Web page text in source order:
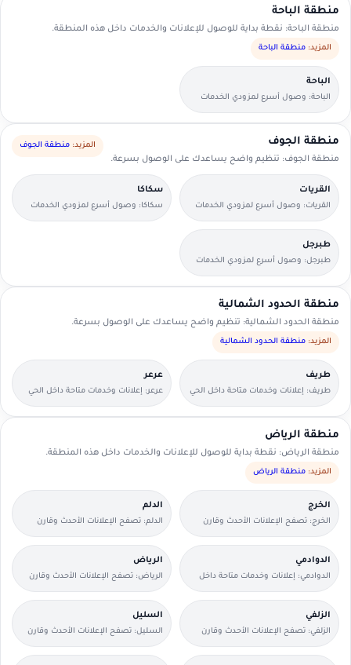
منطقة الباحة
منطقة الباحة: نقطة بداية للوصول للإعلانات والخدمات داخل هذه المنطقة.
المزيد: منطقة الباحة
الباحة
الباحة: وصول أسرع لمزودي الخدمات
القريبين منك.
منطقة الجوف
منطقة الجوف: تنظيم واضح يساعدك على الوصول بسرعة.
المزيد: منطقة الجوف
القريات
القريات: وصول أسرع لمزودي الخدمات
القريبين منك.
سكاكا
سكاكا: وصول أسرع لمزودي الخدمات
القريبين منك.
طبرجل
طبرجل: وصول أسرع لمزودي الخدمات
القريبين منك.
منطقة الحدود الشمالية
منطقة الحدود الشمالية: تنظيم واضح يساعدك على الوصول بسرعة.
المزيد: منطقة الحدود الشمالية
طريف
طريف: إعلانات وخدمات متاحة داخل الحي
مع وسائل تواصل مباشرة.
عرعر
عرعر: إعلانات وخدمات متاحة داخل الحي
مع وسائل تواصل مباشرة.
منطقة الرياض
منطقة الرياض: نقطة بداية للوصول للإعلانات والخدمات داخل هذه المنطقة.
المزيد: منطقة الرياض
الخرج
الخرج: تصفح الإعلانات الأحدث وقارن
التفاصيل بسرعة.
الدلم
الدلم: تصفح الإعلانات الأحدث وقارن
التفاصيل بسرعة.
الدوادمي
الدوادمي: إعلانات وخدمات متاحة داخل
الحي مع وسائل تواصل مباشرة.
الرياض
الرياض: تصفح الإعلانات الأحدث وقارن
التفاصيل بسرعة.
الزلفي
الزلفي: تصفح الإعلانات الأحدث وقارن
التفاصيل بسرعة.
السليل
السليل: تصفح الإعلانات الأحدث وقارن
التفاصيل بسرعة.